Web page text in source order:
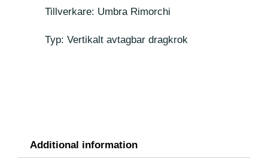
Tillverkare: Umbra Rimorchi
Typ: Vertikalt avtagbar dragkrok
Additional information